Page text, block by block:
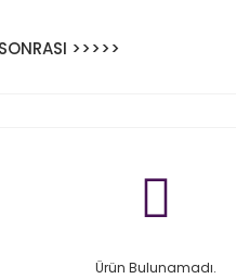
>>>>>
Ürün Bulunamadı.